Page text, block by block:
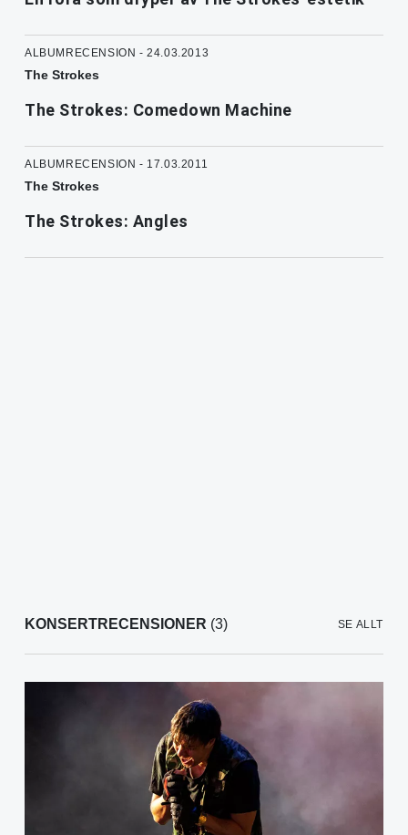
ALBUMRECENSION - 24.03.2013
The Strokes
The Strokes: Comedown Machine
ALBUMRECENSION - 17.03.2011
The Strokes
The Strokes: Angles
KONSERTRECENSIONER (3) SE ALLT